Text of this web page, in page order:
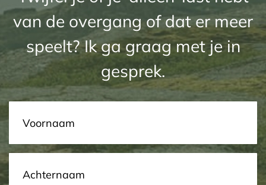
van de overgang of dat er meer
speelt? Ik ga graag met je in
gesprek.